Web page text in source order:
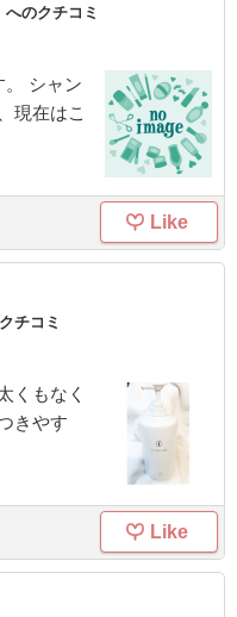
へのクチコミ
。 シャン
現在はこ
Like
チコミ
くもなく
きやす
Like